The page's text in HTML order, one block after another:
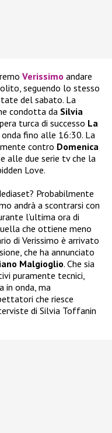
Verissimo andare
seguendo lo stesso
del sabato. La
condotta da Silvia
turca di successo La
onda fino alle 16:30. La
contro Domenica
alle due serie tv che la
Love.
Probabilmente
andrà a scontrarsi con
l’ultima ora di
che ottiene meno
di Verissimo è arrivato
che ha annunciato
Malgioglio. Che sia
puramente tecnici,
in onda, ma
che riesce
di Silvia Toffanin